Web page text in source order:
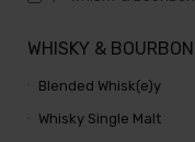
WHISKY & BOURBON
Blended Whisk(e)y
Whisky Single Malt